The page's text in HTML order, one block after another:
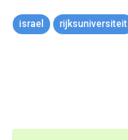
israel rijksuniversiteit